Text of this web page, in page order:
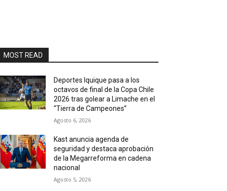
MOST READ
Deportes Iquique pasa a los
octavos de final de la Copa Chile
2026 tras golear a Limache en el
“Tierra de Campeones”
Agosto 6, 2026
Kast anuncia agenda de
seguridad y destaca aprobación
de la Megarreforma en cadena
nacional
Agosto 5, 2026